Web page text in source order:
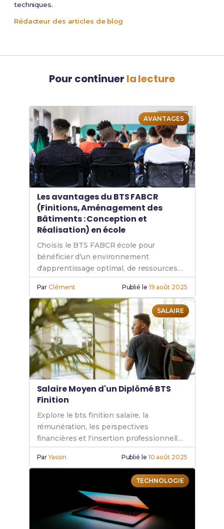
techniques.
Rédacteur des articles de blog
Pour continuer la lecture
AVANTAGES
Les avantages du BTS FABCR
(Finitions, Aménagement des
Bâtiments : Conception et
Réalisation) en école
Choisis le BTS FABCR école pour
bénéficier d’un environnement
d'apprentissage optimal, de ressources
pédagogiques de qualité et d’un soutien
académique personnalisé.
ParClément Publié le 19 août 2025
SALAIRE
Salaire Moyen d'un Diplômé BTS
Finition
Explore le bts finition salaire, la
rémunération, les perspectives
financières et l'insertion professionnelle
pour réussir ta carrière après un BTS
Finition.
ParYassin Publié le 10 août 2025
TECHNOLOGIE